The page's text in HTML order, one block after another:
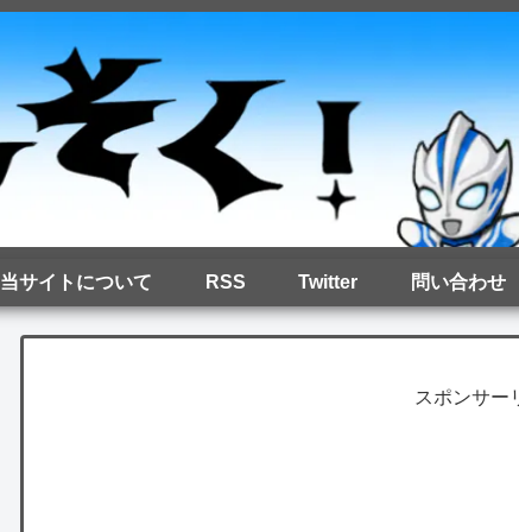
当サイトについて RSS Twitter 問い合わせ
スポンサー